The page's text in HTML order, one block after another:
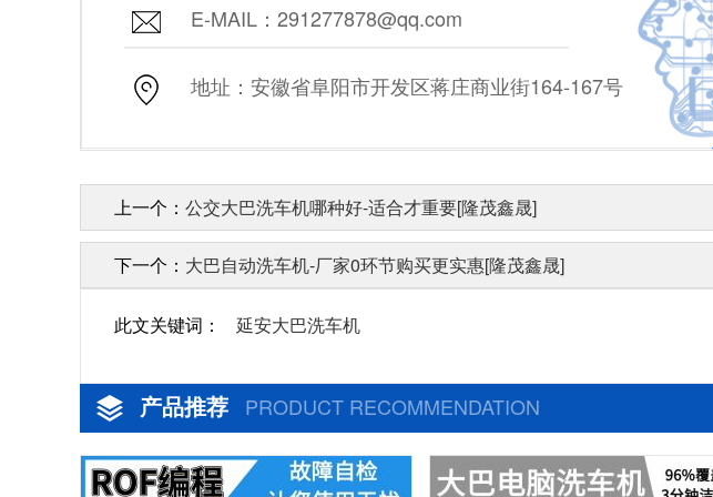
E-MAIL：291277878@qq.com
地址：安徽省阜阳市开发区蒋庄商业街164-167号
上一个： 公交大巴洗车机哪种好-适合才重要[隆茂鑫晟]
下一个： 大巴自动洗车机-厂家0环节购买更实惠[隆茂鑫晟]
此文关键词： 延安大巴洗车机
产品推荐 PRODUCT RECOMMENDATION